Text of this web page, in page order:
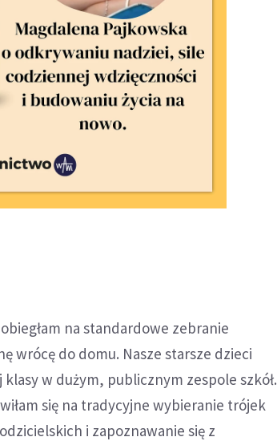
na standardowe zebranie
wrócę do domu. Nasze starsze dzieci
w dużym, publicznym zespole szkół.
się na tradycyjne wybieranie trójek
i zapoznawanie się z